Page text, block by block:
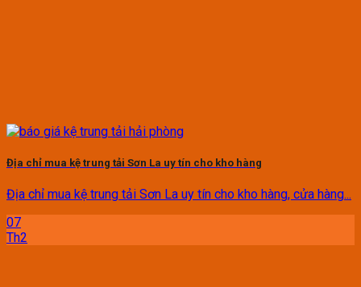
Địa chỉ mua kệ trung tải Sơn La uy tín cho kho hàng
Địa chỉ mua kệ trung tải Sơn La uy tín cho kho hàng, cửa hàng...
07
Th2